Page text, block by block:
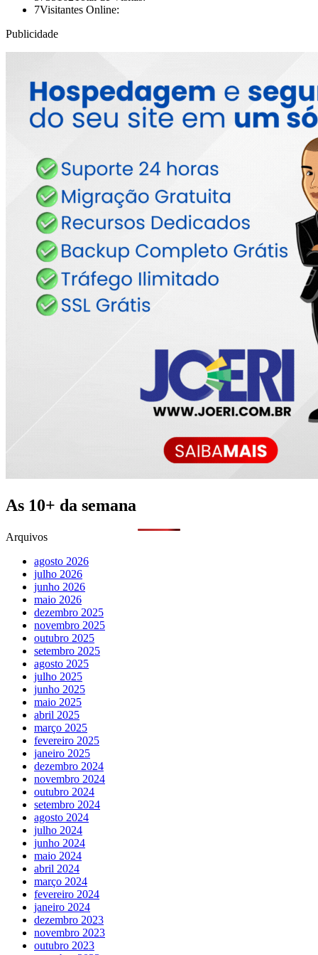
7Visitantes Online:
Publicidade
As 10+ da semana
Arquivos
agosto 2026
julho 2026
junho 2026
maio 2026
dezembro 2025
novembro 2025
outubro 2025
setembro 2025
agosto 2025
julho 2025
junho 2025
maio 2025
abril 2025
março 2025
fevereiro 2025
janeiro 2025
dezembro 2024
novembro 2024
outubro 2024
setembro 2024
agosto 2024
julho 2024
junho 2024
maio 2024
abril 2024
março 2024
fevereiro 2024
janeiro 2024
dezembro 2023
novembro 2023
outubro 2023